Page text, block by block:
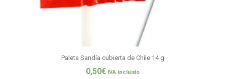
Paleta Sandía cubierta de Chile 14 g
0,50€ IVA incluido